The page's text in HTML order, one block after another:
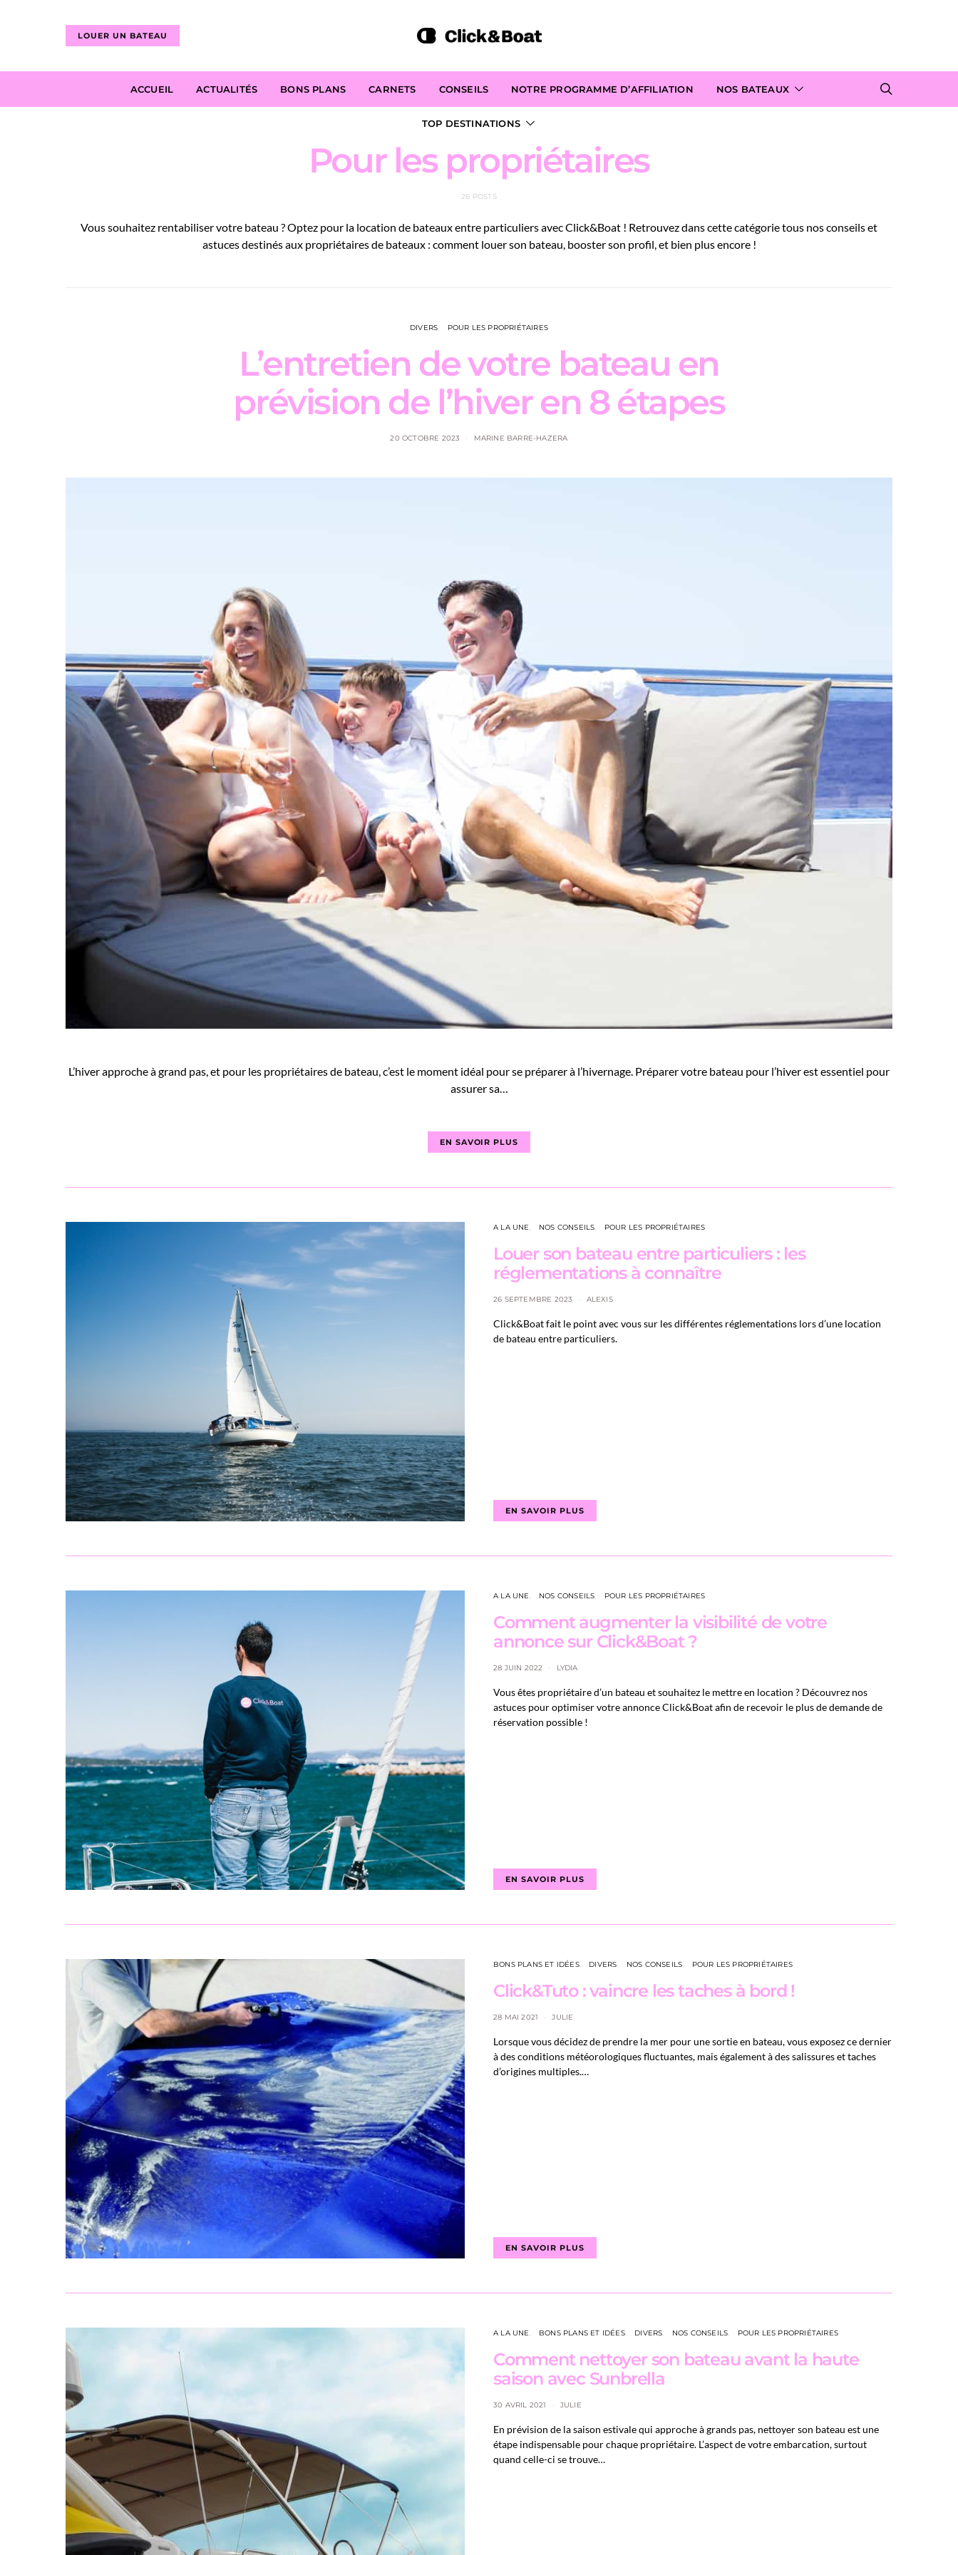
LOUER UN BATEAU
ACCUEIL ACTUALITÉS BONS PLANS CARNETS CONSEILS NOTRE PROGRAMME D’AFFILIATION NOS BATEAUX
TOP DESTINATIONS
Pour les propriétaires
26 POSTS
Vous souhaitez rentabiliser votre bateau ? Optez pour la location de bateaux entre particuliers avec Click&Boat ! Retrouvez dans cette catégorie tous nos conseils et
astuces destinés aux propriétaires de bateaux : comment louer son bateau, booster son profil, et bien plus encore !
DIVERS POUR LES PROPRIÉTAIRES
L’entretien de votre bateau en
prévision de l’hiver en 8 étapes
20 OCTOBRE 2023 MARINE BARRE-HAZERA
L’hiver approche à grand pas, et pour les propriétaires de bateau, c’est le moment idéal pour se préparer à l’hivernage. Préparer votre bateau pour l’hiver est essentiel pour
assurer sa…
EN SAVOIR PLUS
A LA UNE NOS CONSEILS POUR LES PROPRIÉTAIRES
Louer son bateau entre particuliers : les
réglementations à connaître
26 SEPTEMBRE 2023 ALEXIS
Click&Boat fait le point avec vous sur les différentes réglementations lors d’une location
de bateau entre particuliers.
EN SAVOIR PLUS
A LA UNE NOS CONSEILS POUR LES PROPRIÉTAIRES
Comment augmenter la visibilité de votre
annonce sur Click&Boat ?
28 JUIN 2022 LYDIA
Vous êtes propriétaire d’un bateau et souhaitez le mettre en location ? Découvrez nos
astuces pour optimiser votre annonce Click&Boat afin de recevoir le plus de demande de
réservation possible !
EN SAVOIR PLUS
BONS PLANS ET IDÉES DIVERS NOS CONSEILS POUR LES PROPRIÉTAIRES
Click&Tuto : vaincre les taches à bord !
28 MAI 2021 JULIE
Lorsque vous décidez de prendre la mer pour une sortie en bateau, vous exposez ce dernier
à des conditions météorologiques fluctuantes, mais également à des salissures et taches
d’origines multiples.…
EN SAVOIR PLUS
A LA UNE BONS PLANS ET IDÉES DIVERS NOS CONSEILS POUR LES PROPRIÉTAIRES
Comment nettoyer son bateau avant la haute
saison avec Sunbrella
30 AVRIL 2021 JULIE
En prévision de la saison estivale qui approche à grands pas, nettoyer son bateau est une
étape indispensable pour chaque propriétaire. L’aspect de votre embarcation, surtout
quand celle-ci se trouve…